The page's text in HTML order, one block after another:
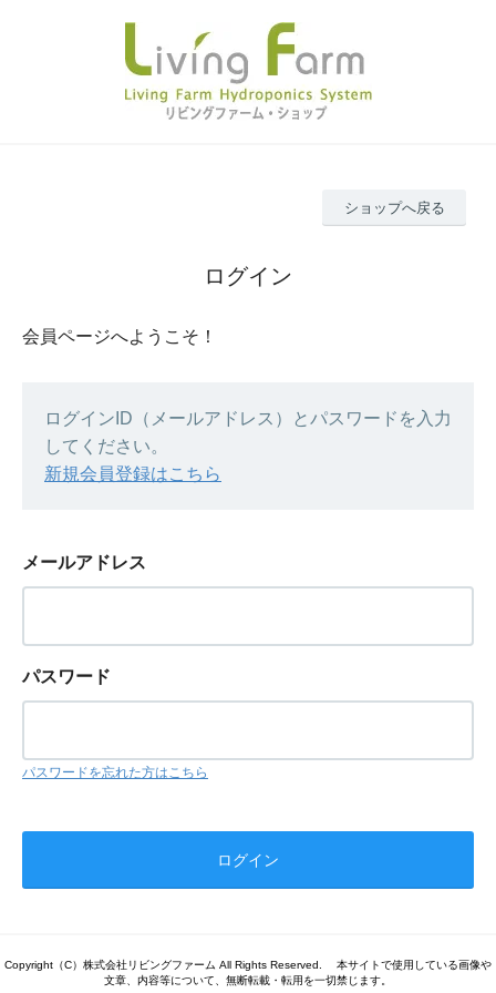
ショップへ戻る
ログイン
会員ページへようこそ！
ログインID（メールアドレス）とパスワードを入力
してください。
新規会員登録はこちら
メールアドレス
パスワード
パスワードを忘れた方はこちら
Copyright（C）株式会社リビングファーム All Rights Reserved. 本サイトで使用している画像や
文章、内容等について、無断転載・転用を一切禁じます。